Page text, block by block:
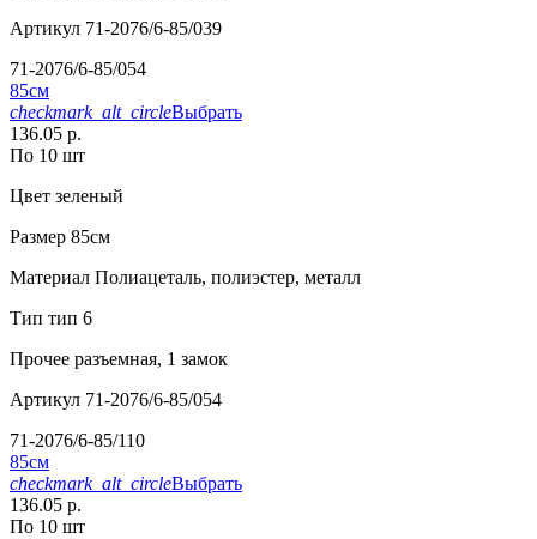
Артикул 71-2076/6-85/039
71-2076/6-85/054
85см
checkmark_alt_circleВыбрать
136.05 р.
По 10 шт
Цвет зеленый
Размер 85см
Материал Полиацеталь, полиэстер, металл
Тип тип 6
Прочее разъемная, 1 замок
Артикул 71-2076/6-85/054
71-2076/6-85/110
85см
checkmark_alt_circleВыбрать
136.05 р.
По 10 шт